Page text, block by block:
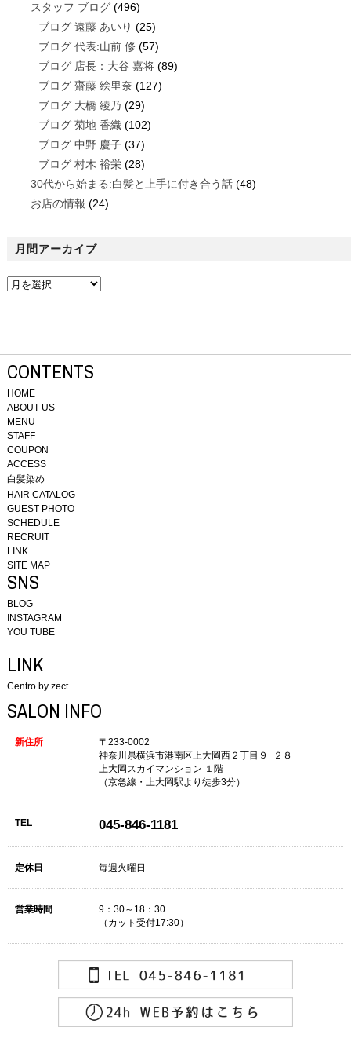
スタッフ ブログ(496)
ブログ 遠藤 あいり (25)
ブログ 代表:山前 修 (57)
ブログ 店長：大谷 嘉将(89)
ブログ 齋藤 絵里奈 (127)
ブログ 大橋 綾乃 (29)
ブログ 菊地 香織(102)
ブログ 中野 慶子(37)
ブログ 村木 裕栄(28)
30代から始まる:白髪と上手に付き合う話(48)
お店の情報 (24)
月間アーカイブ
CONTENTS
HOME
ABOUT US
MENU
STAFF
COUPON
ACCESS
白髪染め
HAIR CATALOG
GUEST PHOTO
SCHEDULE
RECRUIT
LINK
SITE MAP
SNS
BLOG
INSTAGRAM
YOU TUBE
LINK
Centro by zect
SALON INFO
新住所
〒233-0002
神奈川県横浜市港南区上大岡西２丁目９−２８
上大岡スカイマンション １階
（京急線・上大岡駅より徒歩3分）
TEL 045-846-1181
定休日 毎週火曜日
営業時間
9：30～18：30
（カット受付17:30）